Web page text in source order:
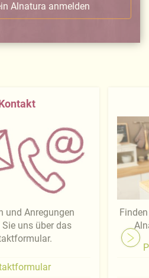
Alnatura anmelden
und Anregungen
Sie uns über das